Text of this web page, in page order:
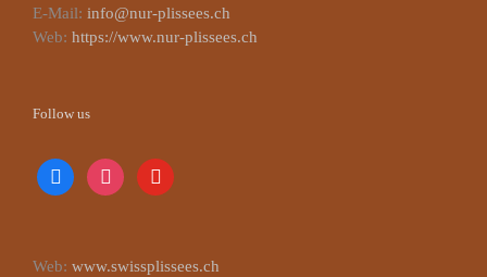
E-Mail: info@nur-plissees.ch
Web: https://www.nur-plissees.ch
Follow us
facebookinstagramyoutube
Web: www.swissplissees.ch